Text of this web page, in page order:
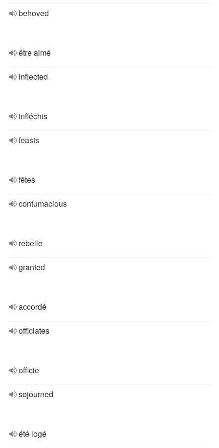
behoved
être aimé
inflected
infléchis
feasts
fêtes
contumacious
rebelle
granted
accordé
officiates
officie
sojourned
été logé